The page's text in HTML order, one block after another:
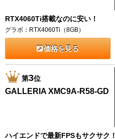
RTX4060Ti搭載なのに安い！
グラボ：RTX4060Ti（8GB）
価格を見る
第3位
GALLERIA XMC9A-R58-GD
ハイエンドで最新FPSもサクサク！